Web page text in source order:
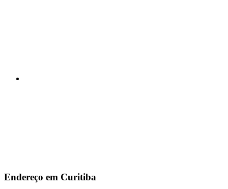
Endereço em Curitiba